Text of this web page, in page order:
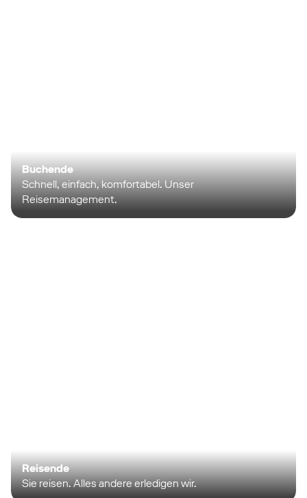
Buchende
Schnell, einfach, komfortabel. Unser
Reisemanagement.
Reisende
Sie reisen. Alles andere erledigen wir.